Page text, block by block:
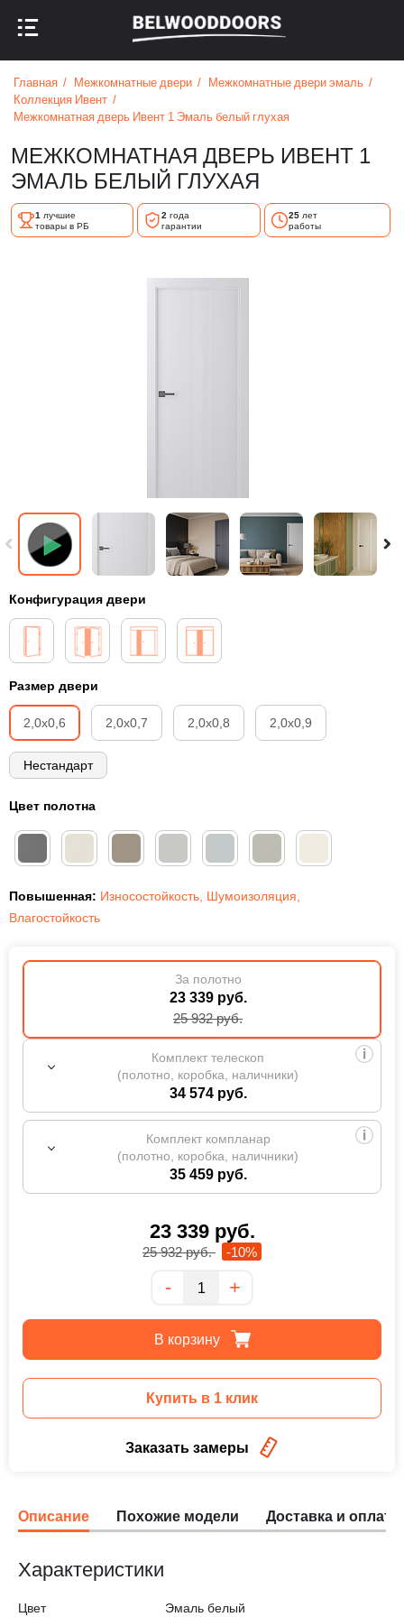
НАЗАД В МЕНЮ
НАЗАД В МЕНЮ
Главная Межкомнатные двери
Межкомнатные двери эмаль
Коллекция Ивент
Межкомнатная дверь Ивент 1 Эмаль белый глухая
МЕЖКОМНАТНАЯ ДВЕРЬ ИВЕНТ 1
ЭМАЛЬ БЕЛЫЙ ГЛУХАЯ
1 лучшие
товары в РБ
2 года
гарантии
25лет
работы
Конфигурация двери
Размер двери
2,0х0,6 2,0х0,7 2,0х0,8 2,0х0,9
Нестандарт
Цвет полотна
Повышенная: Износостойкость, Шумоизоляция,
Влагостойкость
23 339руб.
25 932руб. -10%
Количество
- +
За полотно
23 339 руб.
25 932руб.
Комплект телескоп
(полотно, коробка, наличники)
34 574 руб.
Комплект компланар
(полотно, коробка, наличники)
35 459 руб.
В корзину
Купить в 1 клик
Заказать замеры
Описание Похожие модели Доставка и оплата
Характеристики
Цвет Эмаль белый